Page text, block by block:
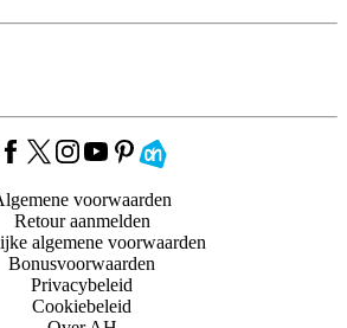
voorwaarden
Retour aanmelden
algemene voorwaarden
Bonusvoorwaarden
Privacybeleid
Cookiebeleid